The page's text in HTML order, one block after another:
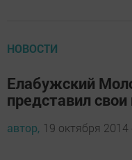
НОВОСТИ
Елабужский
представил
автор, 19 октября 2014